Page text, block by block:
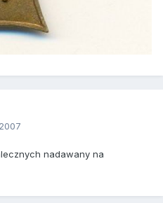
nadawany na